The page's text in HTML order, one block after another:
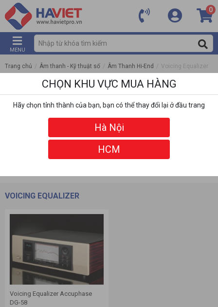
0
MENU
Trang chủ / Âm thanh - Kỹ thuật số / Âm Thanh Hi-End / Voicing Equalizer
VOICING EQUALIZER
Voicing Equalizer Accuphase
DG-58
CHỌN KHU VỰC MUA HÀNG
Hãy chọn tỉnh thành của bạn, bạn có thể thay đổi lại ở đầu trang
Hà Nội
HCM